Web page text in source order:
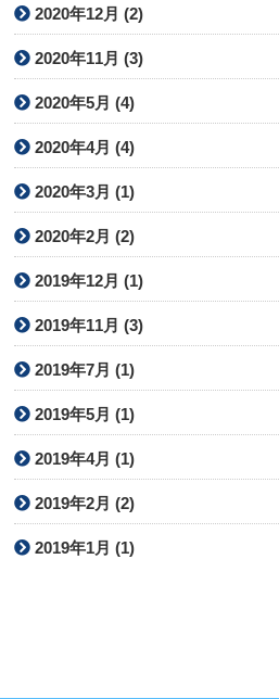
2020年12月 (2)
2020年11月 (3)
2020年5月 (4)
2020年4月 (4)
2020年3月 (1)
2020年2月 (2)
2019年12月 (1)
2019年11月 (3)
2019年7月 (1)
2019年5月 (1)
2019年4月 (1)
2019年2月 (2)
2019年1月 (1)